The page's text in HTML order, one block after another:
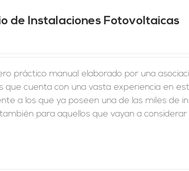
de Instalaciones Fotovoltaicas
práctico manual elaborado por una
que cuenta con una vasta experiencia en
a los que ya poseen una de las miles de
para aquellos que vayan a